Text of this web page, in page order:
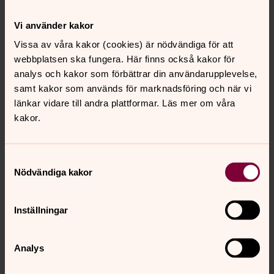
Vi använder kakor
Vissa av våra kakor (cookies) är nödvändiga för att
webbplatsen ska fungera. Här finns också kakor för
analys och kakor som förbättrar din användarupplevelse,
samt kakor som används för marknadsföring och när vi
länkar vidare till andra plattformar. Läs mer om våra
kakor.
Nödvändiga kakor
Inställningar
Analys